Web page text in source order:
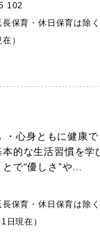
102
保育・休日保育は除く
）
・心身ともに健康で
的な生活習慣を学
で“優しさ”や…
保育・休日保育は除く
現在）